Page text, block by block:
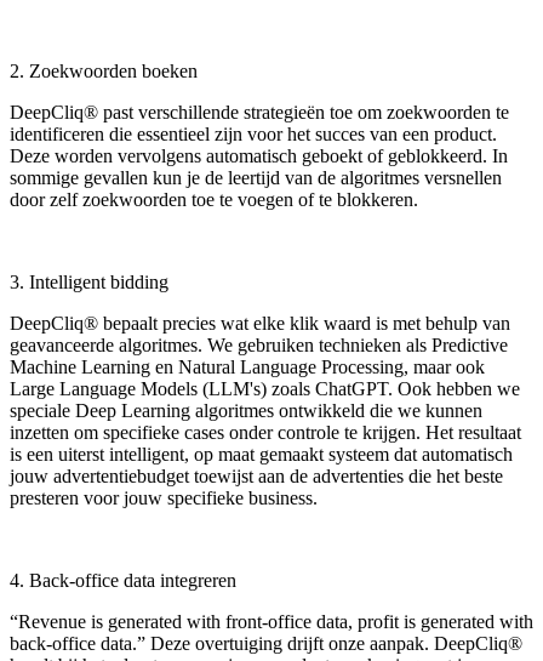
2. Zoekwoorden boeken
DeepCliq® past verschillende strategieën toe om zoekwoorden te
identificeren die essentieel zijn voor het succes van een product.
Deze worden vervolgens automatisch geboekt of geblokkeerd. In
sommige gevallen kun je de leertijd van de algoritmes versnellen
door zelf zoekwoorden toe te voegen of te blokkeren.
3. Intelligent bidding
DeepCliq® bepaalt precies wat elke klik waard is met behulp van
geavanceerde algoritmes. We gebruiken technieken als Predictive
Machine Learning en Natural Language Processing, maar ook
Large Language Models (LLM's) zoals ChatGPT. Ook hebben we
speciale Deep Learning algoritmes ontwikkeld die we kunnen
inzetten om specifieke cases onder controle te krijgen. Het resultaat
is een uiterst intelligent, op maat gemaakt systeem dat automatisch
jouw advertentiebudget toewijst aan de advertenties die het beste
presteren voor jouw specifieke business.
4. Back-office data integreren
“Revenue is generated with front-office data, profit is generated with
back-office data.” Deze overtuiging drijft onze aanpak. DeepCliq®